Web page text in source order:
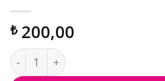
₺200,00
Lila Selanik Gevreği adet